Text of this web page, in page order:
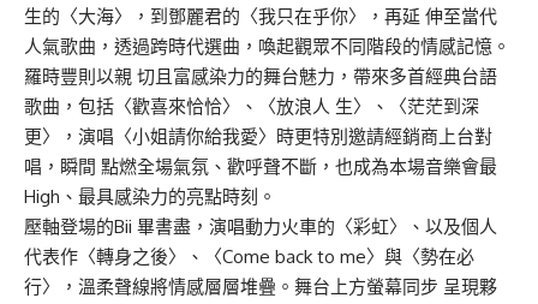
生的〈大海〉，到鄧麗君的〈我只在乎你〉，再延 伸至當代
人氣歌曲，透過跨時代選曲，喚起觀眾不同階段的情感記憶。
羅時豐則以親 切且富感染力的舞台魅力，帶來多首經典台語
歌曲，包括〈歡喜來恰恰〉、〈放浪人 生〉、〈茫茫到深
更〉，演唱〈小姐請你給我愛〉時更特別邀請經銷商上台對
唱，瞬間 點燃全場氣氛、歡呼聲不斷，也成為本場音樂會最
High 、最具感染力的亮點時刻。
壓軸登場的Bii 畢書盡，演唱動力火車的〈彩虹〉、以及個人
代表作〈轉身之後〉、
〈Come back to me〉與〈勢在必
行〉，溫柔聲線將情感層層堆疊。舞台上方螢幕同步 呈現夥